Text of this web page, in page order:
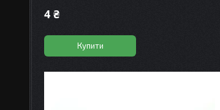
4 ₴
Купити